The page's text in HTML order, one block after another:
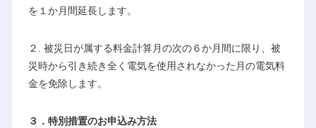
を１か月間延長します。
２. 被災日が属する料金計算月の次の６か月間に限り、被
災時から引き続き全く電気を使用されなかった月の電気料
金を免除します。
３．特別措置のお申込み方法